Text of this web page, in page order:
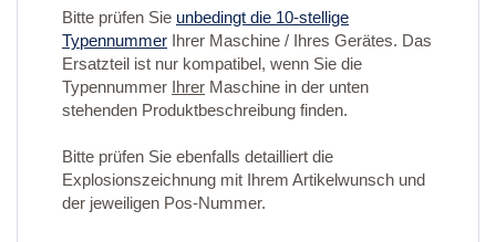
Bitte prüfen Sie unbedingt die 10-stellige
Typennummer Ihrer Maschine / Ihres Gerätes. Das
Ersatzteil ist nur kompatibel, wenn Sie die
Typennummer Ihrer Maschine in der unten
stehenden Produktbeschreibung finden.
Bitte prüfen Sie ebenfalls detailliert die
Explosionszeichnung mit Ihrem Artikelwunsch und
der jeweiligen Pos-Nummer.